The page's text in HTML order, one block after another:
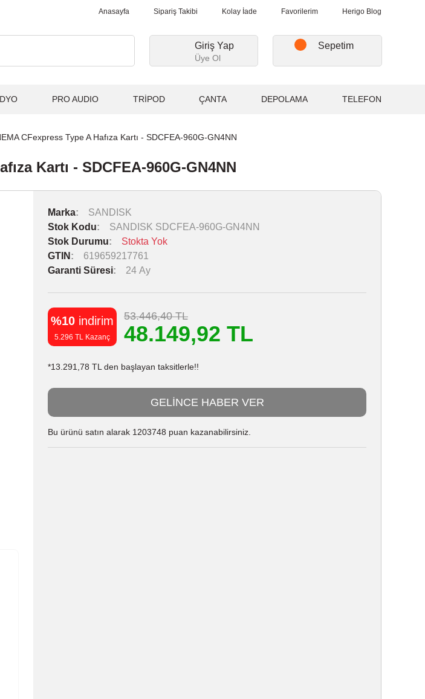
Anasayfa Sipariş Takibi Kolay İade Favorilerim Herigo Blog
Giriş Yap
Üye Ol
Sepetim
PRO AUDIO TRİPOD ÇANTA DEPOLAMA TELEFON
CFexpress Type A Hafıza Kartı - SDCFEA-960G-GN4NN
Kartı - SDCFEA-960G-GN4NN
Marka
SANDISK
Stok Kodu
SANDISK SDCFEA-960G-GN4NN
Stok Durumu
Stokta Yok
GTIN
619659217761
Garanti Süresi
24 Ay
%10 indirim
5.296 TL Kazanç
53.446,40 TL
48.149,92 TL
*13.291,78 TL den başlayan taksitlerle!!
GELİNCE HABER VER
Bu ürünü satın alarak 1203748 puan kazanabilirsiniz.
2.000₺ ve Üzeri Alışverişlerde, Kargo Ücretsiz...2.000₺ ve Üzeri Alışverişlerde, Kargo